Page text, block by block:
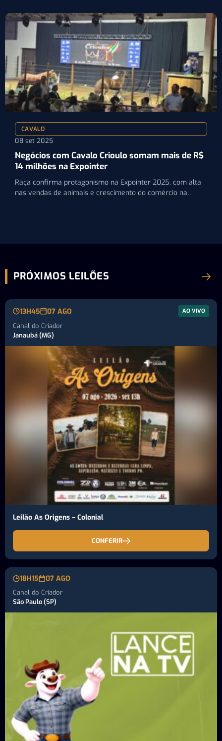
CAVALO
08 set 2025
Negócios com Cavalo Crioulo somam mais de R$
14 milhões na Expointer
Raça confirma protagonismo na Expointer 2025, com alta
nas vendas de animais e crescimento do comércio na
PRÓXIMOS LEILÕES
13H45 07 AGO AO VIVO
Canal do Criador
Janaubá (MG)
Leilão As Origens – Colonial
CONFERIR
18H15 07 AGO
Canal do Criador
São Paulo (SP)